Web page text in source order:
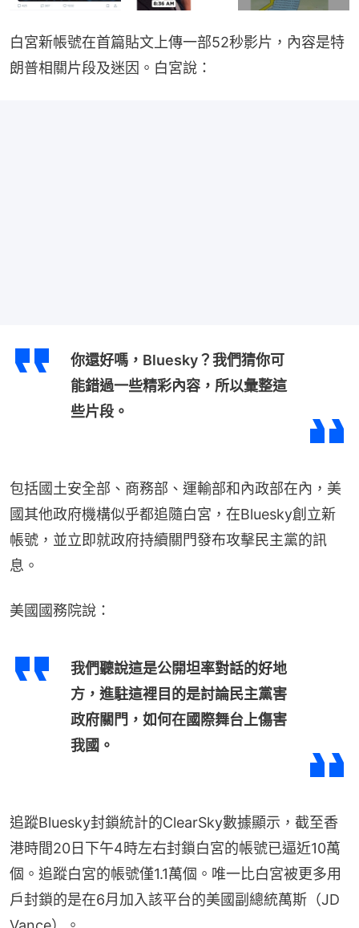
白宮新帳號在首篇貼文上傳一部52秒影片，內容是特
朗普相關片段及迷因。白宮說：
你還好嗎，Bluesky？我們猜你可
能錯過一些精彩內容，所以彙整這
些片段。
包括國土安全部、商務部、運輸部和內政部在內，美
國其他政府機構似乎都追隨白宮，在Bluesky創立新
帳號，並立即就政府持續關門發布攻擊民主黨的訊
息。
美國國務院說：
我們聽說這是公開坦率對話的好地
方，進駐這裡目的是討論民主黨害
政府關門，如何在國際舞台上傷害
我國。
追蹤Bluesky封鎖統計的ClearSky數據顯示，截至香
港時間20日下午4時左右封鎖白宮的帳號已逼近10萬
個。追蹤白宮的帳號僅1.1萬個。唯一比白宮被更多用
戶封鎖的是在6月加入該平台的美國副總統萬斯（JD